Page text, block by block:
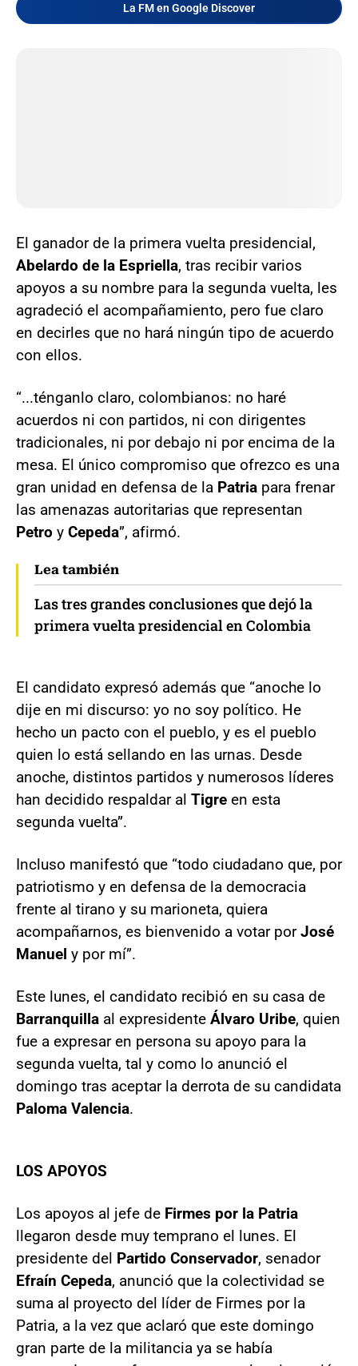
La FM en Google Discover
El ganador de la primera vuelta presidencial,
Abelardo de la Espriella, tras recibir varios
apoyos a su nombre para la segunda vuelta, les
agradeció el acompañamiento, pero fue claro
en decirles que no hará ningún tipo de acuerdo
con ellos.
“...ténganlo claro, colombianos: no haré
acuerdos ni con partidos, ni con dirigentes
tradicionales, ni por debajo ni por encima de la
mesa. El único compromiso que ofrezco es una
gran unidad en defensa de la Patria para frenar
las amenazas autoritarias que representan
Petro y Cepeda”, afirmó.
Lea también
Las tres grandes conclusiones que dejó la
primera vuelta presidencial en Colombia
El candidato expresó además que “anoche lo
dije en mi discurso: yo no soy político. He
hecho un pacto con el pueblo, y es el pueblo
quien lo está sellando en las urnas. Desde
anoche, distintos partidos y numerosos líderes
han decidido respaldar al Tigre en esta
segunda vuelta”.
Incluso manifestó que “todo ciudadano que, por
patriotismo y en defensa de la democracia
frente al tirano y su marioneta, quiera
acompañarnos, es bienvenido a votar porJosé
Manuel y por mí”.
Este lunes, el candidato recibió en su casa de
Barranquilla al expresidente Álvaro Uribe, quien
fue a expresar en persona su apoyo para la
segunda vuelta, tal y como lo anunció el
domingo tras aceptar la derrota de su candidata
Paloma Valencia.
LOS APOYOS
Los apoyos al jefe de Firmes por la Patria
llegaron desde muy temprano el lunes. El
presidente del Partido Conservador, senador
Efraín Cepeda, anunció que la colectividad se
suma al proyecto del líder de Firmes por la
Patria, a la vez que aclaró que este domingo
gran parte de la militancia ya se había